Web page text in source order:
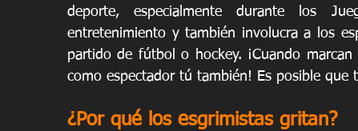
deporte, especialmente durante los
entretenimiento y también involucra a los
partido de fútbol o hockey. ¡Cuando
como espectador tú también! Es posible que
¿Por qué los esgrimistas gritan?